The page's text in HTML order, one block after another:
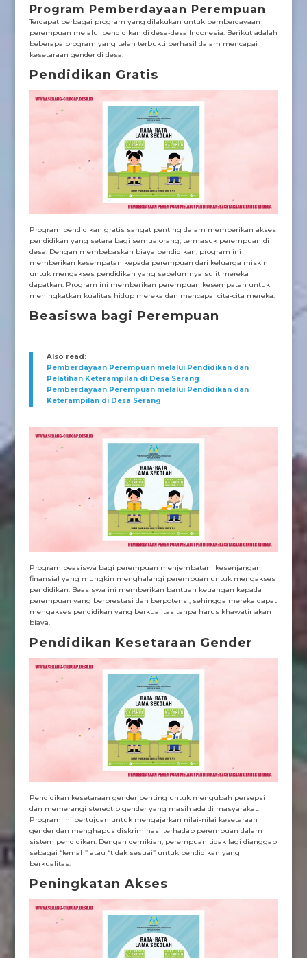
Program Pemberdayaan Perempuan
Terdapat berbagai program yang dilakukan untuk pemberdayaan
perempuan melalui pendidikan di desa-desa Indonesia. Berikut adalah
beberapa program yang telah terbukti berhasil dalam mencapai
kesetaraan gender di desa:
Pendidikan Gratis
Program pendidikan gratis sangat penting dalam memberikan akses
pendidikan yang setara bagi semua orang, termasuk perempuan di
desa. Dengan membebaskan biaya pendidikan, program ini
memberikan kesempatan kepada perempuan dari keluarga miskin
untuk mengakses pendidikan yang sebelumnya sulit mereka
dapatkan. Program ini memberikan perempuan kesempatan untuk
meningkatkan kualitas hidup mereka dan mencapai cita-cita mereka.
Beasiswa bagi Perempuan
Also read:
Pemberdayaan Perempuan melalui Pendidikan dan
Pelatihan Keterampilan di Desa Serang
Pemberdayaan Perempuan melalui Pendidikan dan
Keterampilan di Desa Serang
Program beasiswa bagi perempuan menjembatani kesenjangan
finansial yang mungkin menghalangi perempuan untuk mengakses
pendidikan. Beasiswa ini memberikan bantuan keuangan kepada
perempuan yang berprestasi dan berpotensi, sehingga mereka dapat
mengakses pendidikan yang berkualitas tanpa harus khawatir akan
biaya.
Pendidikan Kesetaraan Gender
Pendidikan kesetaraan gender penting untuk mengubah persepsi
dan memerangi stereotip gender yang masih ada di masyarakat.
Program ini bertujuan untuk mengajarkan nilai-nilai kesetaraan
gender dan menghapus diskriminasi terhadap perempuan dalam
sistem pendidikan. Dengan demikian, perempuan tidak lagi dianggap
sebagai “lemah” atau “tidak sesuai” untuk pendidikan yang
berkualitas.
Peningkatan Akses